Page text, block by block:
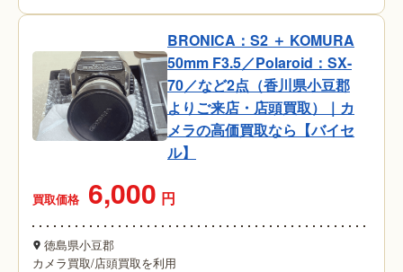
BRONICA：S2 ＋ KOMURA
50mm F3.5／Polaroid：SX-
70／など2点（香川県小豆郡
よりご来店・店頭買取）｜カ
メラの高価買取なら【バイセ
ル】
買取価格 6,000 円
徳島県小豆郡
カメラ買取/店頭買取を利用